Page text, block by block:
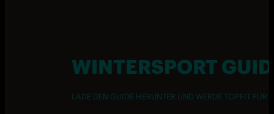
WINTERSPORT
LADE DEN GUIDE HERUNTER UND WERDE TOPFIT